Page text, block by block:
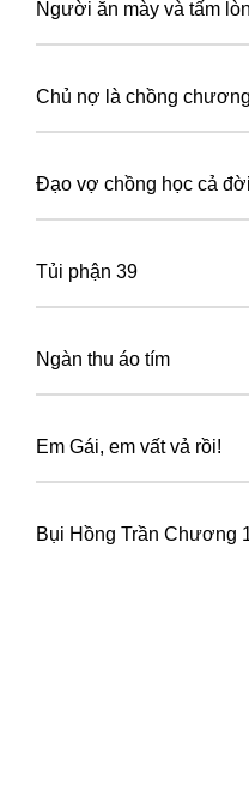
Người ăn mày và tấm
Chủ nợ là chồng
Đạo vợ chồng học cả
Tủi phận 39
Ngàn thu áo tím
Em Gái, em vất vả rồi!
Bụi Hồng Trần Chương